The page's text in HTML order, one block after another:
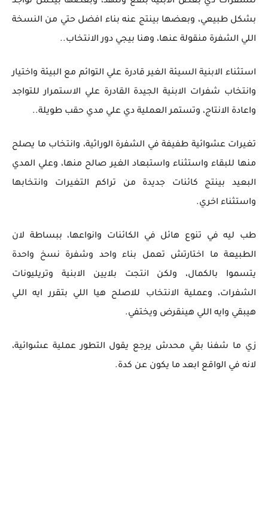
بشكل طبيعي، وبعضها بينتج عنه بناء افضل حتي من النسخة
اللي الشفرة منقولة عنها، وهنا بيجي دور الانتخاب..
استثناء الابنية السيئة الغير قادرة علي التوائم مع البيئة واختيار
وانتخاب شفرات الابنية الجيدة القادرة علي الاستمرار للتواجد
واعادة الانتاج، وتستمر العملية دي علي مدي حقب طويلة..
تغيرات عشوائية طفيفة في الشفرة الوراثية، وانتخاب ما يصلح
منها للبقاء واستثناء واستبعاد الغير صالح منها، وعلي المدي
البعيد بينتج كائنات جديدة من تراكم التغيرات وانتخابها
واستثناء اخري.
طب ليه في تنوع هائل في الكائنات وانواعها، ببساطة لان
الطبيعة ما اختارتش تعمل بناء واحد وشفرة نسخ واحدة
يتسموا بالكمال، ولكن انتجت بلايين الابنية وتريليونات
الشفرات، وعملية الانتخاب للاصلح هيا اللي بتقرر ايه اللي
هيبقي وايه اللي هينقرض ويختفي.
زي ما شفنا بقي محدش يرجع يقول التطور عملية عشوائية،
لانه في الواقع ابعد ما يكون عن كدة.